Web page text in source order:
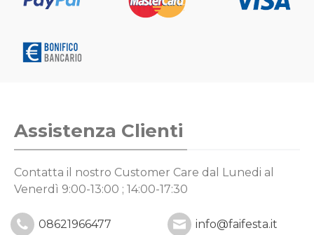
Assistenza Clienti
Contatta il nostro Customer Care dal Lunedi al
Venerdì 9:00-13:00 ; 14:00-17:30
08621966477 info@faifesta.it